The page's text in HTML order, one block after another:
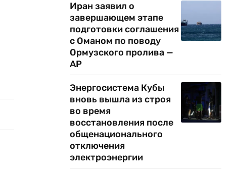
Иран заявил о
завершающем этапе
подготовки соглашения
с Оманом по поводу
Ормузского пролива —
AP
Энергосистема Кубы
вновь вышла из строя
во время
восстановления после
общенационального
отключения
электроэнергии